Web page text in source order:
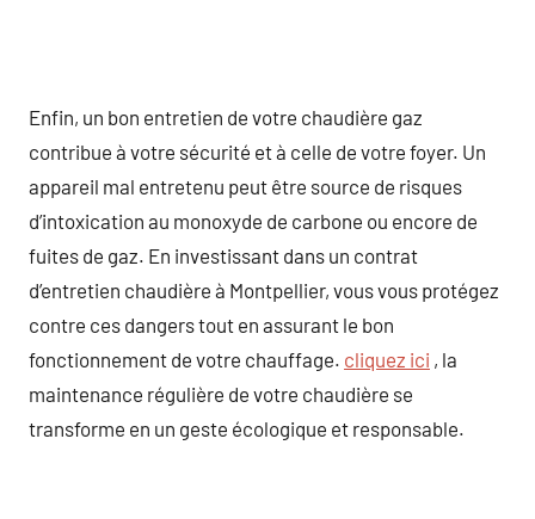
Enfin, un bon entretien de votre chaudière gaz
contribue à votre sécurité et à celle de votre foyer. Un
appareil mal entretenu peut être source de risques
d’intoxication au monoxyde de carbone ou encore de
fuites de gaz. En investissant dans un contrat
d’entretien chaudière à Montpellier, vous vous protégez
contre ces dangers tout en assurant le bon
fonctionnement de votre chauffage. cliquez ici , la
maintenance régulière de votre chaudière se
transforme en un geste écologique et responsable.